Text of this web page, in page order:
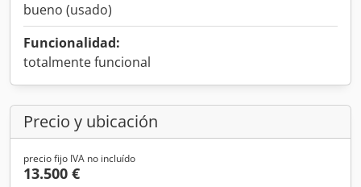
bueno (usado)
Funcionalidad:
totalmente funcional
Precio y ubicación
precio fijo IVA no incluído
13.500 €